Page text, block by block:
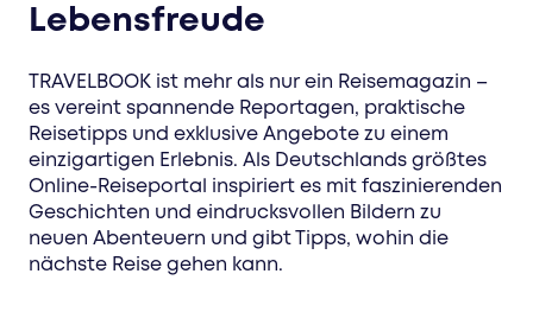
Lebensfreude
TRAVELBOOK ist mehr als nur ein Reisemagazin –
es vereint spannende Reportagen, praktische
Reisetipps und exklusive Angebote zu einem
einzigartigen Erlebnis. Als Deutschlands größtes
Online-Reiseportal inspiriert es mit faszinierenden
Geschichten und eindrucksvollen Bildern zu
neuen Abenteuern und gibt Tipps, wohin die
nächste Reise gehen kann.